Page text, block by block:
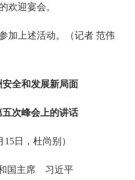
欢迎宴会。
加上述活动。（记者 范伟
全和发展新局面
次峰会上的讲话
15日，杜尚别）
国主席 习近平